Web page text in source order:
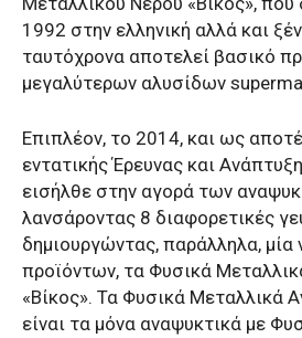
1992 στην ελληνική αλλά και
ταυτόχρονα αποτελεί βασικό
μεγαλύτερων αλυσίδων
Επιπλέον, το 2014, και ως
εντατικής Έρευνας και
εισήλθε στην αγορά των
λανσάροντας 8 διαφορετικές
δημιουργώντας, παράλληλα, μία
προϊόντων, τα Φυσικά
«Βίκος». Τα Φυσικά Μεταλλικά
είναι τα μόνα αναψυκτικά με